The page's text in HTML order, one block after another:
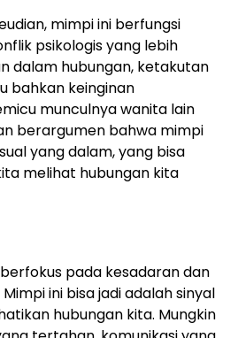
mimpi ini berfungsi
psikologis yang lebih
dalam hubungan, ketakutan
bahkan keinginan
munculnya wanita lain
berargumen bahwa mimpi
yang dalam, yang bisa
melihat hubungan kita
pada kesadaran dan
ini bisa jadi adalah sinyal
hubungan kita. Mungkin